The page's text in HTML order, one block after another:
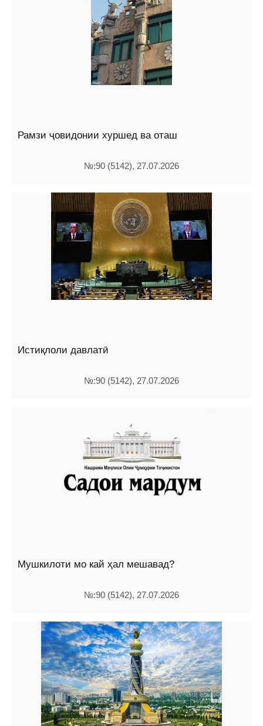
Рамзи ҷовидонии хуршед ва оташ
№:90 (5142), 27.07.2026
Истиқлоли давлатӣ
№:90 (5142), 27.07.2026
Мушкилоти мо кай ҳал мешавад?
№:90 (5142), 27.07.2026